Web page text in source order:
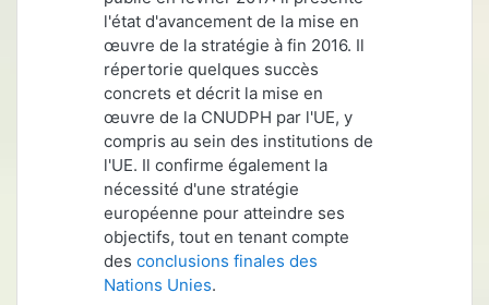
l'état d'avancement de la mise en
œuvre de la stratégie à fin 2016. Il
répertorie quelques succès
concrets et décrit la mise en
œuvre de la CNUDPH par l'UE, y
compris au sein des institutions de
l'UE. Il confirme également la
nécessité d'une stratégie
européenne pour atteindre ses
objectifs, tout en tenant compte
des conclusions finales des
Nations Unies.